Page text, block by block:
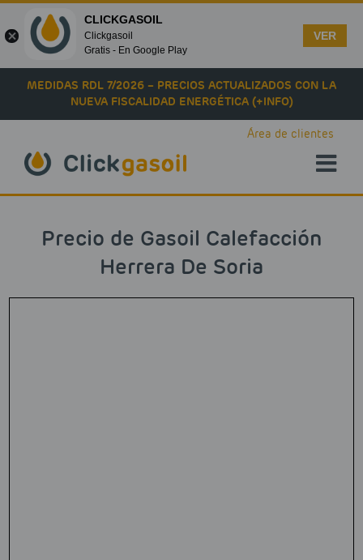
Skip to main content
MEDIDAS RDL 7/2026 – PRECIOS ACTUALIZADOS CON LA
NUEVA FISCALIDAD ENERGÉTICA (+INFO)
Área de clientes
Precio de Gasoil Calefacción
Herrera De Soria
CLICKGASOIL
Clickgasoil
Gratis - En Google Play
VER